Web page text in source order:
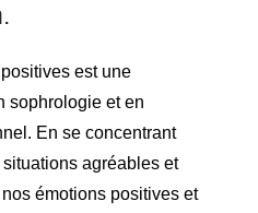
est une
sophrologie et en
En se concentrant
agréables et
émotions positives et